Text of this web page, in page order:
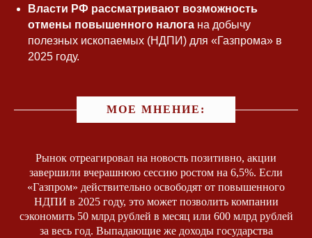
Власти РФ рассматривают возможность
отмены повышенного налога на добычу
полезных ископаемых (НДПИ) для «Газпрома» в
2025 году.
МОЕ МНЕНИЕ:
Рынок отреагировал на новость позитивно, акции
завершили вчерашнюю сессию ростом на 6,5%. Если
«Газпром» действительно освободят от повышенного
НДПИ в 2025 году, это может позволить компании
сэкономить 50 млрд рублей в месяц или 600 млрд рублей
за весь год. Выпадающие же доходы государства